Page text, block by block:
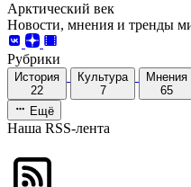
Арктический век
Новости, мнения и тренды
Рубрики
История
22
Культура
7
Мнения
65
Ещё
Наша RSS-лента